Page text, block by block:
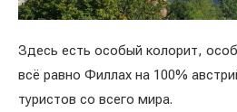
Здесь есть особый колорит,
всё равно Филлах на 100%
туристов со всего мира.